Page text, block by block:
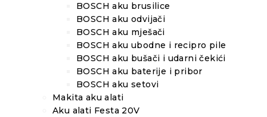
BOSCH aku brusilice
BOSCH aku odvijači
BOSCH aku mješači
BOSCH aku ubodne i recipro pile
BOSCH aku bušači i udarni čekići
BOSCH aku baterije i pribor
BOSCH aku setovi
Makita aku alati
Aku alati Festa 20V